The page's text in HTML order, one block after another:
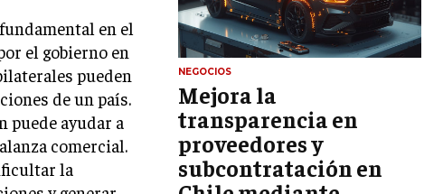
FINANZAS
FINANZAS Y CONTABILIDAD
GESTIÓN DE RECURSOS FINANCIEROS
INVERSIONES Y MERCADOS FINANCIEROS
CONTABILIDAD EMPRESARIAL
ECONOMÍA EMPRESARIAL
en el
el gobierno en
pueden
de un país.
puede ayudar a
comercial.
la
NEGOCIOS
Mejora la
transparencia en
proveedores y
subcontratación en